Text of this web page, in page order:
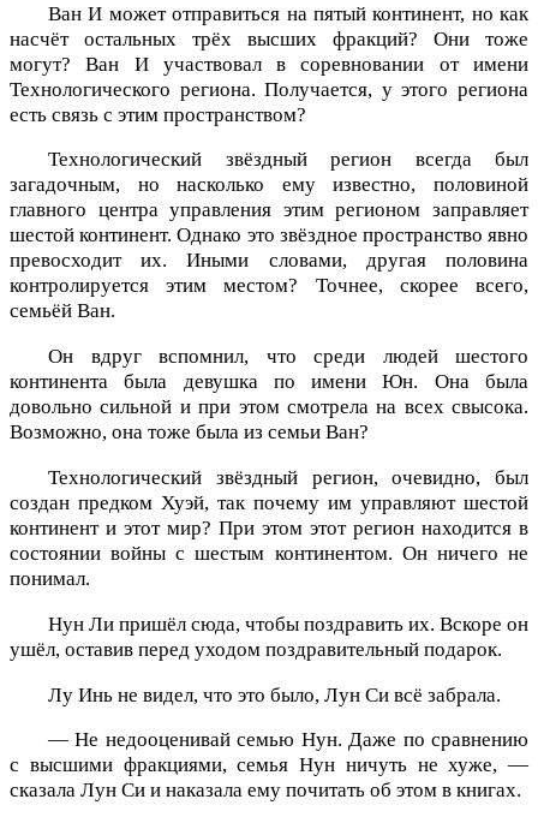
Ван И может отправиться на пятый континент, но как
насчёт остальных трёх высших фракций? Они тоже
могут? Ван И участвовал в соревновании от имени
Технологического региона. Получается, у этого региона
есть связь с этим пространством?
Технологический звёздный регион всегда был
загадочным, но насколько ему известно, половиной
главного центра управления этим регионом заправляет
шестой континент. Однако это звёздное пространство явно
превосходит их. Иными словами, другая половина
контролируется этим местом? Точнее, скорее всего,
семьёй Ван.
Он вдруг вспомнил, что среди людей шестого
континента была девушка по имени Юн. Она была
довольно сильной и при этом смотрела на всех свысока.
Возможно, она тоже была из семьи Ван?
Технологический звёздный регион, очевидно, был
создан предком Хуэй, так почему им управляют шестой
континент и этот мир? При этом этот регион находится в
состоянии войны с шестым континентом. Он ничего не
понимал.
Нун Ли пришёл сюда, чтобы поздравить их. Вскоре он
ушёл, оставив перед уходом поздравительный подарок.
Лу Инь не видел, что это было, Лун Си всё забрала.
— Не недооценивай семью Нун. Даже по сравнению
с высшими фракциями, семья Нун ничуть не хуже, —
сказала Лун Си и наказала ему почитать об этом в книгах.